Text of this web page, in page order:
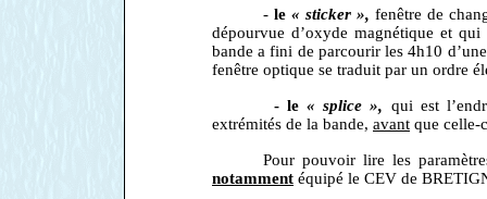
-le« sticker », fenêtre de
dépourvue d’oxyde magnétique et
bande a fini de parcourir les 4h10
fenêtre optique se traduit par un ordre
- le« splice », qui est
extrémités de la bande, avant que celle-
Pour pouvoir lire les
notamment équipé le CEV de